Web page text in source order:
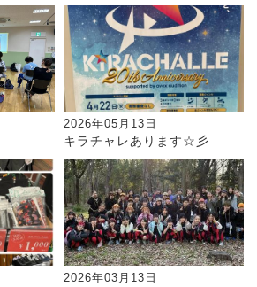
2026年05月13日
キラチャレあります☆彡
2026年03月13日